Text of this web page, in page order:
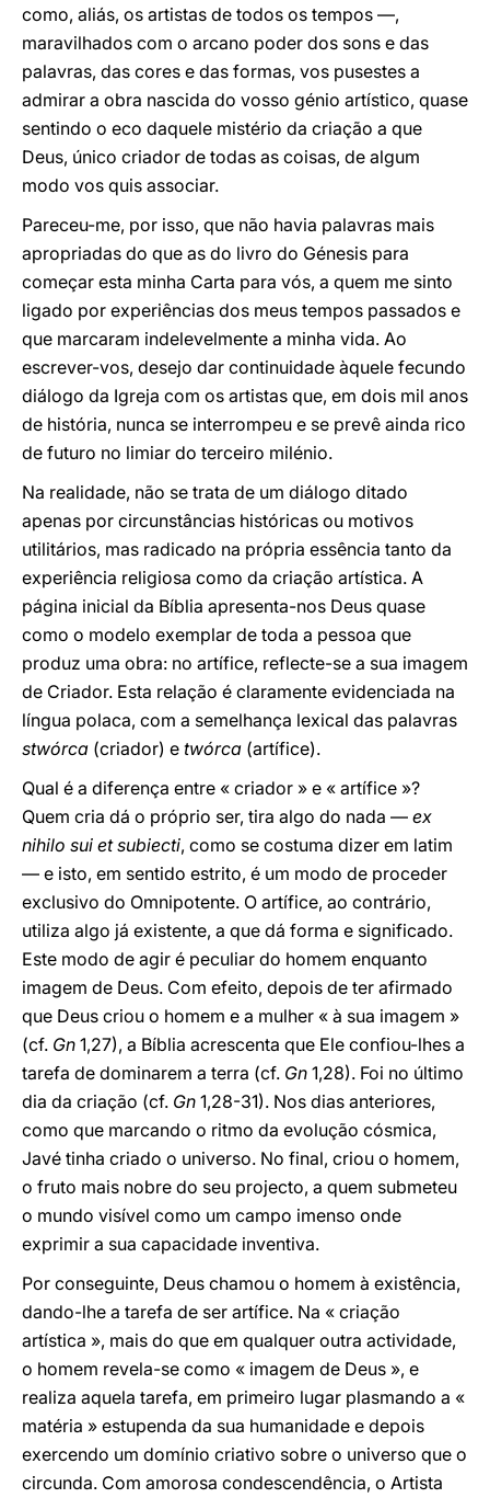
como, aliás, os artistas de todos os tempos —,
maravilhados com o arcano poder dos sons e das
palavras, das cores e das formas, vos pusestes a
admirar a obra nascida do vosso génio artístico, quase
sentindo o eco daquele mistério da criação a que
Deus, único criador de todas as coisas, de algum
modo vos quis associar.
Pareceu-me, por isso, que não havia palavras mais
apropriadas do que as do livro do Génesis para
começar esta minha Carta para vós, a quem me sinto
ligado por experiências dos meus tempos passados e
que marcaram indelevelmente a minha vida. Ao
escrever-vos, desejo dar continuidade àquele fecundo
diálogo da Igreja com os artistas que, em dois mil anos
de história, nunca se interrompeu e se prevê ainda rico
de futuro no limiar do terceiro milénio.
Na realidade, não se trata de um diálogo ditado
apenas por circunstâncias históricas ou motivos
utilitários, mas radicado na própria essência tanto da
experiência religiosa como da criação artística. A
página inicial da Bíblia apresenta-nos Deus quase
como o modelo exemplar de toda a pessoa que
produz uma obra: no artífice, reflecte-se a sua imagem
de Criador. Esta relação é claramente evidenciada na
língua polaca, com a semelhança lexical das palavras
stwórca (criador) e twórca (artífice).
Qual é a diferença entre « criador » e « artífice »?
Quem cria dá o próprio ser, tira algo do nada — ex
nihilo sui et subiecti, como se costuma dizer em latim
— e isto, em sentido estrito, é um modo de proceder
exclusivo do Omnipotente. O artífice, ao contrário,
utiliza algo já existente, a que dá forma e significado.
Este modo de agir é peculiar do homem enquanto
imagem de Deus. Com efeito, depois de ter afirmado
que Deus criou o homem e a mulher « à sua imagem »
(cf. Gn 1,27), a Bíblia acrescenta que Ele confiou-lhes a
tarefa de dominarem a terra (cf. Gn 1,28). Foi no último
dia da criação (cf. Gn 1,28-31). Nos dias anteriores,
como que marcando o ritmo da evolução cósmica,
Javé tinha criado o universo. No final, criou o homem,
o fruto mais nobre do seu projecto, a quem submeteu
o mundo visível como um campo imenso onde
exprimir a sua capacidade inventiva.
Por conseguinte, Deus chamou o homem à existência,
dando-lhe a tarefa de ser artífice. Na « criação
artística », mais do que em qualquer outra actividade,
o homem revela-se como « imagem de Deus », e
realiza aquela tarefa, em primeiro lugar plasmando a «
matéria » estupenda da sua humanidade e depois
exercendo um domínio criativo sobre o universo que o
circunda. Com amorosa condescendência, o Artista